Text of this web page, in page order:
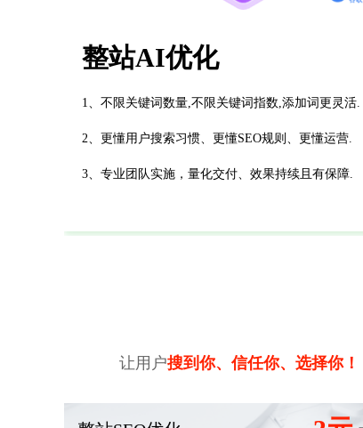
整站AI优化
1、不限关键词数量,不限关键词指数,添加词更灵活.
2、更懂用户搜索习惯、更懂SEO规则、更懂运营.
3、专业团队实施，量化交付、效果持续且有保障.
让用户搜到你、信任你、选择你！